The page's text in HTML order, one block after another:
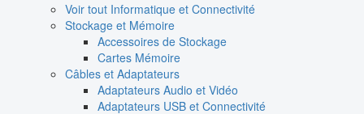
Voir tout Informatique et Connectivité
Stockage et Mémoire
Accessoires de Stockage
Cartes Mémoire
Câbles et Adaptateurs
Adaptateurs Audio et Vidéo
Adaptateurs USB et Connectivité